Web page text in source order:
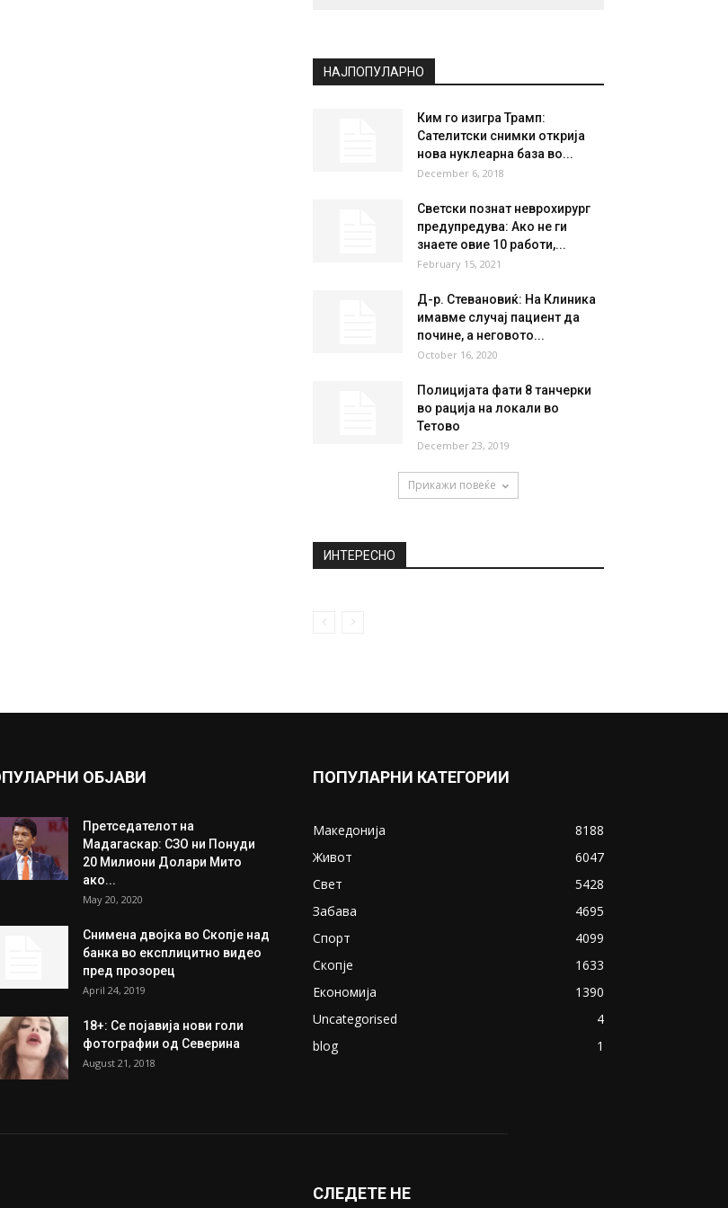
НАЈПОПУЛАРНО
Ким го изигра Трамп:
Сателитски снимки открија
нова нуклеарна база во...
December 6, 2018
Светски познат неврохирург
предупредува: Ако не ги
знаете овие 10 работи,...
February 15, 2021
Д-р. Стевановиќ: На Клиника
имавме случај пациент да
почине, а неговото...
October 16, 2020
Полицијата фати 8 танчерки
во рација на локали во
Тетово
December 23, 2019
Прикажи повеќе
ИНТЕРЕСНО
ОБЈАВИ
Претседателот на
Мадагаскар: СЗО ни Понуди
20 Милиони Долари Мито
ако...
May 20, 2020
Снимена двојка во Скопје над
банка во експлицитно видео
пред прозорец
April 24, 2019
18+: Се појавија нови голи
фотографии од Северина
August 21, 2018
ПОПУЛАРНИ КАТЕГОРИИ
Македонија
8188
Живот
6047
Свет
5428
Забава
4695
Спорт
4099
Скопје
1633
Економија
1390
Uncategorised
4
blog
1
СЛЕДЕТЕ НЕ